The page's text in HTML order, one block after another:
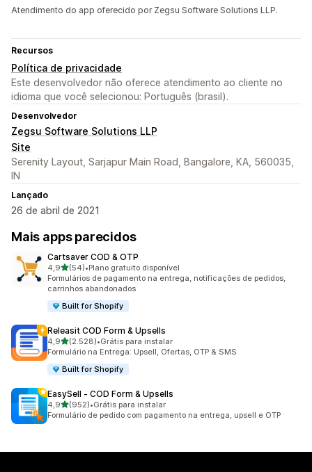
Atendimento do app oferecido por Zegsu Software Solutions LLP.
Recursos
Política de privacidade
Este desenvolvedor não oferece atendimento ao cliente no
idioma que você selecionou: Português (brasil).
Desenvolvedor
Zegsu Software Solutions LLP
Site
Serenity Layout, Sarjapur Main Road, Bangalore, KA, 560035,
IN
Lançado
26 de abril de 2021
Mais apps parecidos
Cartsaver COD & OTP
4,9de 5 estrelas
(54)
54 avaliações ao todo
•Plano gratuito disponível
Formulários de pagamento na entrega, notificações de pedidos,
carrinhos abandonados
Built for Shopify
Releasit COD Form & Upsells
4,9de 5 estrelas
(2.528)
2528 avaliações ao todo
•Grátis para instalar
Formulário na Entrega: Upsell, Ofertas, OTP & SMS
Built for Shopify
EasySell ‑ COD Form & Upsells
4,9de 5 estrelas
(952)
952 avaliações ao todo
•Grátis para instalar
Formulário de pedido com pagamento na entrega, upsell e OTP